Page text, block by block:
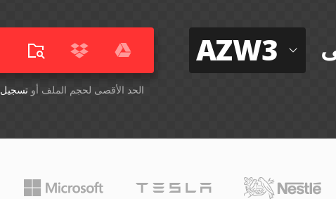
أسقِط الملفات هنا. 1 GB الحد الأقصى لحجم الملف أوتسجيل
AZW3